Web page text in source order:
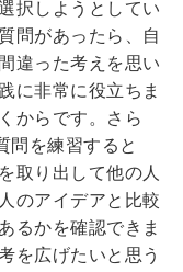
択しようとしてい
問があったら、自
違った考えを思い
に非常に役立ちま
からです。さら
問を練習すると
取り出して他の人
のアイデアと比較
るかを確認できま
を広げたいと思う